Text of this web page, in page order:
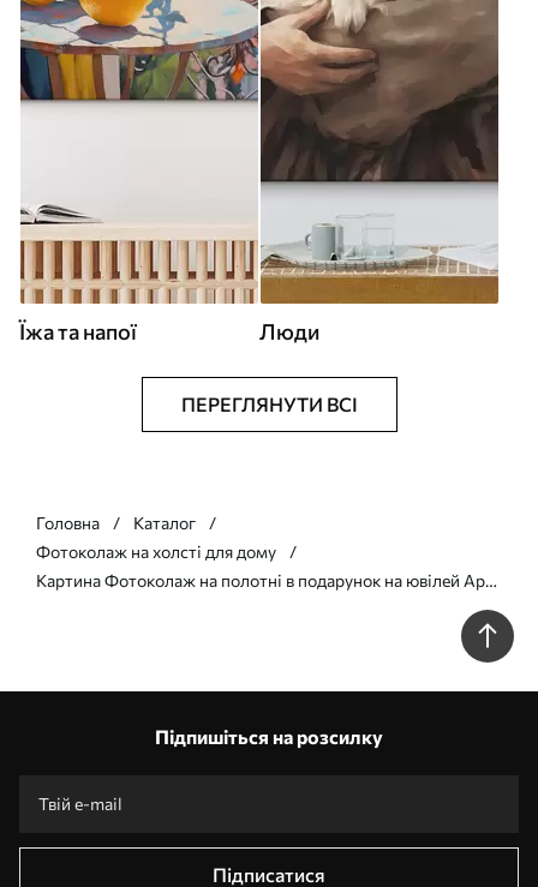
Їжа та напої Люди
ПЕРЕГЛЯНУТИ ВСІ
Головна
Каталог
Фотоколаж на холсті для дому
Картина Фотоколаж на полотні в подарунок на ювілей Арт.
Підпишіться на розсилку
Підписатися